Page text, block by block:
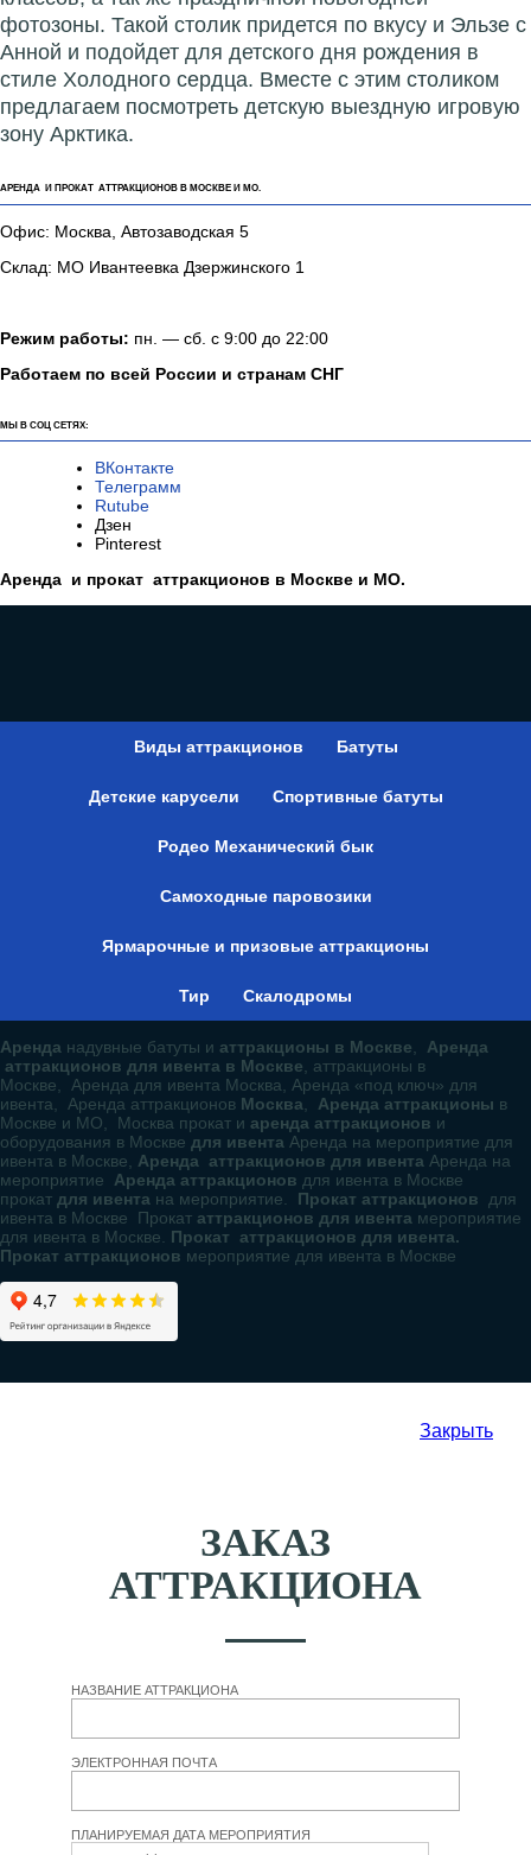
фотозоны. Такой столик придется по вкусу и Эльзе с
Анной и подойдет для детского дня рождения в
стиле Холодного сердца. Вместе с этим столиком
предлагаем посмотреть детскую выездную игровую
зону Арктика.
АРЕНДА И ПРОКАТ АТТРАКЦИОНОВ В МОСКВЕ И МО.
Офис: Москва, Автозаводская 5
Склад: МО Ивантеевка Дзержинского 1
Режим работы: пн. — сб. с 9:00 до 22:00
Работаем по всей России и странам СНГ
МЫ В СОЦ СЕТЯХ:
ВКонтакте
Телеграмм
Rutube
Дзен
Pinterest
Аренда и прокат аттракционов в Москве и МО.
Виды аттракционов Батуты
Детские карусели Спортивные батуты
Родео Механический бык
Самоходные паровозики
Ярмарочные и призовые аттракционы
Тир Скалодромы
Аренда надувные батуты и аттракционы в Москве
Аренда
аттракционов для ивента в Москве , аттракционы в
Москве, Аренда для ивента Москва, Аренда «под ключ» для
ивента, Аренда аттракционов Москва Аренда аттракционы в
Москве и МО, Москва прокат и аренда аттракционов и
оборудования в Москве для ивента Аренда на мероприятие для
ивента в Москве, Аренда аттракционов для ивента Аренда на
мероприятие Аренда аттракционов для ивента в Москве
прокат для ивента на мероприятие. Прокат аттракционов для
ивента в Москве Прокат аттракционов для ивента мероприятие
для ивента в Москве. Прокат аттракционов для ивента.
Прокат аттракционов мероприятие для ивента в Москве
Закрыть
ЗАКАЗ
АТТРАКЦИОНА
НАЗВАНИЕ АТТРАКЦИОНА
ЭЛЕКТРОННАЯ ПОЧТА
ПЛАНИРУЕМАЯ ДАТА МЕРОПРИЯТИЯ